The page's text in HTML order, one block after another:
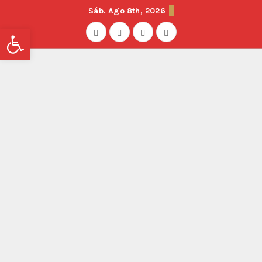
Sáb. Ago 8th, 2026
Abrir barra de herramientas